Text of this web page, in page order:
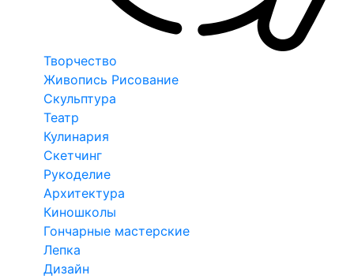
Творчество
Живопись Рисование
Скульптура
Театр
Кулинария
Скетчинг
Рукоделие
Архитектура
Киношколы
Гончарные мастерские
Лепка
Дизайн